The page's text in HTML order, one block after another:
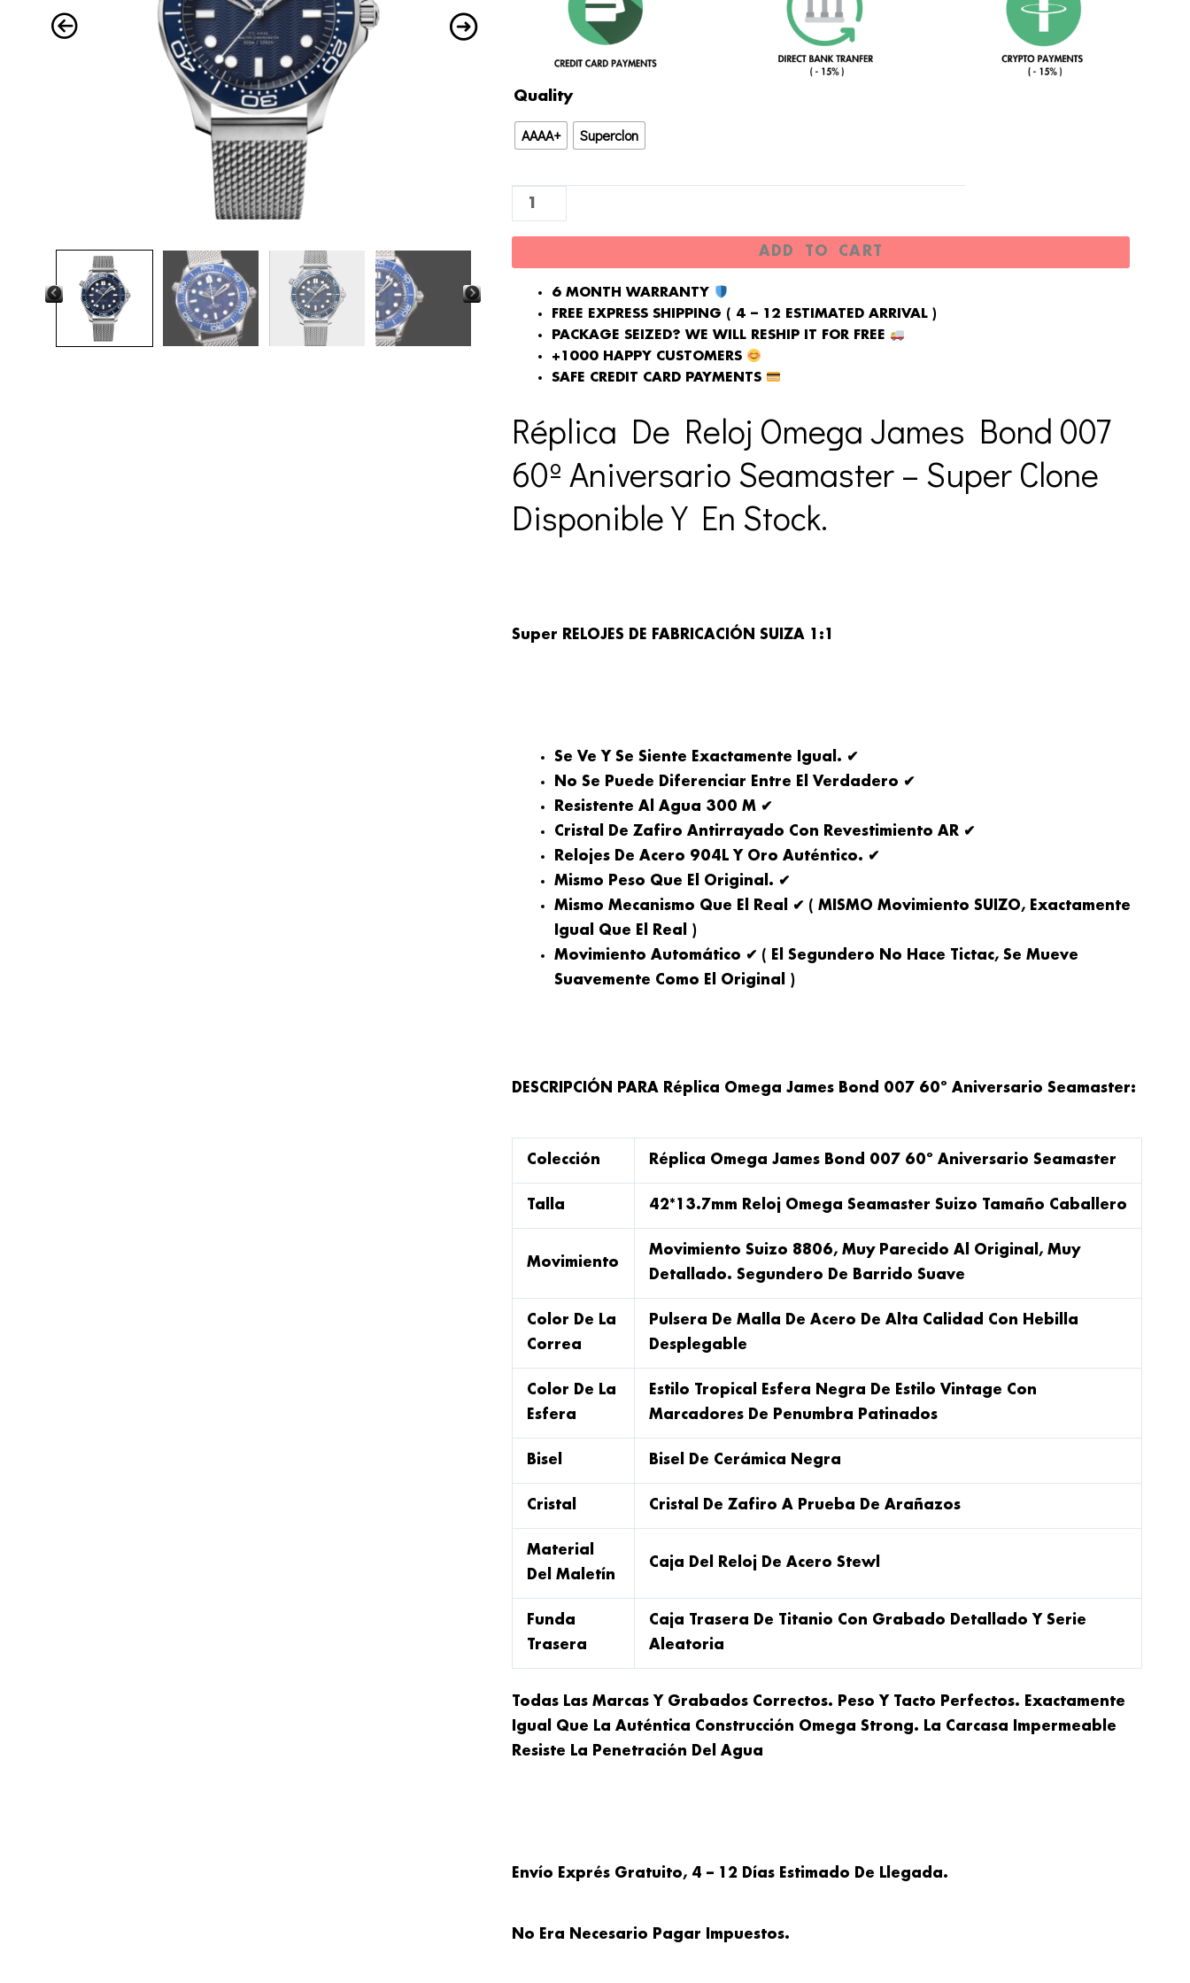
Quality
AAAA+ Superclon
Réplica
Omega
James
007
60º
Aniversario
Seamaster
quantity
ADD TO CART
6 MONTH WARRANTY
FREE EXPRESS SHIPPING ( 4 – 12 ESTIMATED ARRIVAL )
PACKAGE SEIZED? WE WILL RESHIP IT FOR FREE
+1000 HAPPY CUSTOMERS
SAFE CREDIT CARD PAYMENTS
Réplica De Reloj Omega James Bond 007
60º Aniversario Seamaster – Super Clone
Disponible Y En Stock.
Super RELOJES DE FABRICACIÓN SUIZA 1:1
Se Ve Y Se Siente Exactamente Igual. ✔
No Se Puede Diferenciar Entre El Verdadero ✔
Resistente Al Agua 300 M ✔
Cristal De Zafiro Antirrayado Con Revestimiento AR ✔
Relojes De Acero 904L Y Oro Auténtico. ✔
Mismo Peso Que El Original. ✔
Mismo Mecanismo Que El Real ✔ ( MISMO Movimiento SUIZO, Exactamente
Igual Que El Real )
Movimiento Automático ✔ ( El Segundero No Hace Tictac, Se Mueve
Suavemente Como El Original )
DESCRIPCIÓN PARA Réplica Omega James Bond 007 60º Aniversario Seamaster:
Colección Réplica Omega James Bond 007 60º Aniversario Seamaster
Talla 42*13.7mm Reloj Omega Seamaster Suizo Tamaño Caballero
Movimiento
Movimiento Suizo 8806, Muy Parecido Al Original, Muy
Detallado. Segundero De Barrido Suave
Color De La
Correa
Pulsera De Malla De Acero De Alta Calidad Con Hebilla
Desplegable
Color De La
Esfera
Estilo Tropical Esfera Negra De Estilo Vintage Con
Marcadores De Penumbra Patinados
Bisel Bisel De Cerámica Negra
Cristal Cristal De Zafiro A Prueba De Arañazos
Material
Del Maletín
Caja Del Reloj De Acero Stewl
Funda
Trasera
Caja Trasera De Titanio Con Grabado Detallado Y Serie
Aleatoria
Todas Las Marcas Y Grabados Correctos. Peso Y Tacto Perfectos. Exactamente
Igual Que La Auténtica Construcción Omega Strong. La Carcasa Impermeable
Resiste La Penetración Del Agua
Envío Exprés Gratuito, 4 – 12 Días Estimado De Llegada.
No Era Necesario Pagar Impuestos.